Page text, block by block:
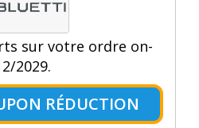
sur votre ordre on-
2029.
RÉDUCTION